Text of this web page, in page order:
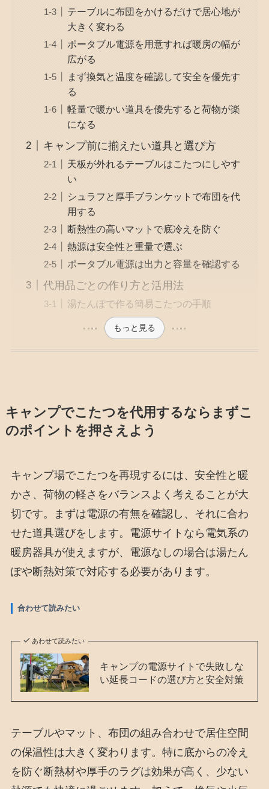
テーブルに布団をかけるだけで居心地が
大きく変わる
ポータブル電源を用意すれば暖房の幅が
広がる
まず換気と温度を確認して安全を優先す
る
軽量で暖かい道具を優先すると荷物が楽
になる
キャンプ前に揃えたい道具と選び方
天板が外れるテーブルはこたつにしやす
い
シュラフと厚手ブランケットで布団を代
用する
断熱性の高いマットで底冷えを防ぐ
熱源は安全性と重量で選ぶ
ポータブル電源は出力と容量を確認する
代用品ごとの作り方と活用法
湯たんぽで作る簡易こたつの手順
もっと見る
キャンプでこたつを代用するならまずこ
のポイントを押さえよう
キャンプ場でこたつを再現するには、安全性と暖
かさ、荷物の軽さをバランスよく考えることが大
切です。まずは電源の有無を確認し、それに合わ
せた道具選びをします。電源サイトなら電気系の
暖房器具が使えますが、電源なしの場合は湯たん
ぽや断熱対策で対応する必要があります。
合わせて読みたい
あわせて読みたい
キャンプの電源サイトで失敗しな
い延長コードの選び方と安全対策
テーブルやマット、布団の組み合わせで居住空間
の保温性は大きく変わります。特に底からの冷え
を防ぐ断熱材や厚手のラグは効果が高く、少ない